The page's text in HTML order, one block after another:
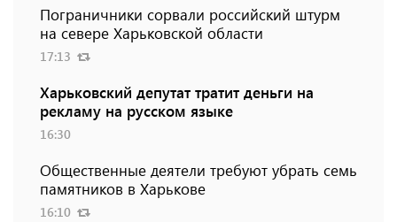
Пограничники сорвали российский штурм
на севере Харьковской области
17:13
Харьковский депутат тратит деньги на
рекламу на русском языке
16:30
Общественные деятели требуют убрать семь
памятников в Харькове
16:10